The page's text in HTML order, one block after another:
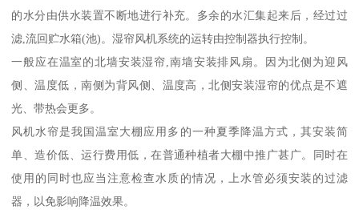
的水分由供水装置不断地进行补充。多余的水汇集起来后，经过过
滤,流回贮水箱(池)。湿帘风机系统的运转由控制器执行控制。
一般应在温室的北墙安装湿帘,南墙安装排风扇。因为北侧为迎风
侧、温度低，南侧为背风侧、温度高，北侧安装湿帘的优点是不遮
光、带热会更多。
风机水帘是我国温室大棚应用多的一种夏季降温方式，其安装简
单、造价低、运行费用低，在普通种植者大棚中推广甚广。同时在
使用的同时也应当注意检查水质的情况，上水管必须安装的过滤
器，以免影响降温效果。